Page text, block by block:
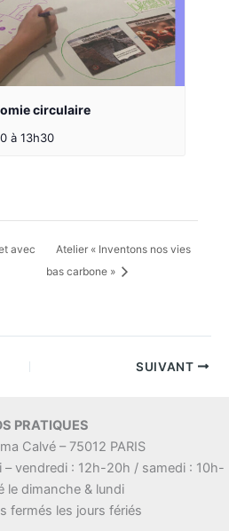
circulaire
à 13h30
avec
Atelier « Inventons nos vies
bas carbone »
SUIVANT
PRATIQUES
Calvé – 75012 PARIS
– vendredi : 12h-20h / samedi : 10h-
le dimanche & lundi
fermés les jours fériés